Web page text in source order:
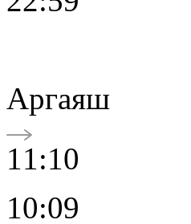
Аргаяш
11:10
10:09